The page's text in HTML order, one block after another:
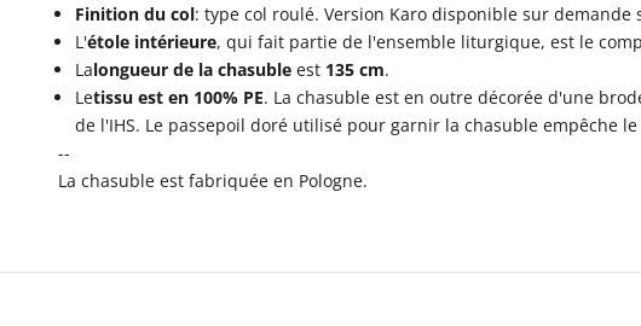
Finition du col: type col roulé. Version Karo disponible sur demande
L'étole intérieure, qui fait partie de l'ensemble liturgique, est le
Lalongueur de la chasuble est 135 cm.
Letissu est en 100% PE. La chasuble est en outre décorée d'une
de l'IHS. Le passepoil doré utilisé pour garnir la chasuble empêche
--
La chasuble est fabriquée en Pologne.